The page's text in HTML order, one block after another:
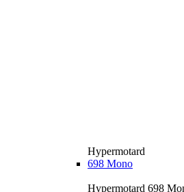
Hypermotard
698 Mono
Hypermotard 698